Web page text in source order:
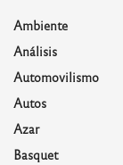
Ambiente
Análisis
Automovilismo
Autos
Azar
Basquet